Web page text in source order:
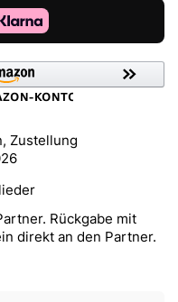
Zustellung
Rückgabe mit
direkt an den Partner.